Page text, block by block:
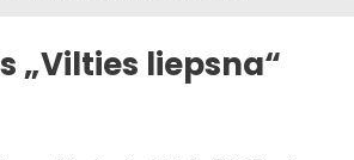
„Vilties liepsna“